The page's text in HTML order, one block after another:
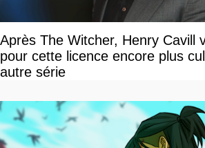
Après The Witcher, Henry Cavill
pour cette licence encore plus
autre série